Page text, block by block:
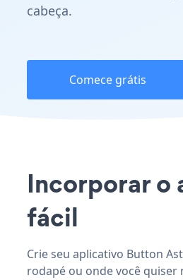
cabeça.
Comece grátis
Incorporar o
fácil
Crie seu aplicativo Button
rodapé ou onde você quiser